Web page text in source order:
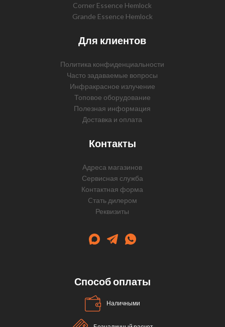
Corner Essence Hemlock
Grande Essence Hemlock
Для клиентов
Политика конфиденциальности
Часто задаваемые вопросы
Инфракрасное излучение
Топовое оборудование
Полезная информация
Доставка и оплата
Контакты
Адреса магазинов
Сервисная служба
Контактная форма
Cтать дилером
Реквизиты
Способ оплаты
Наличными